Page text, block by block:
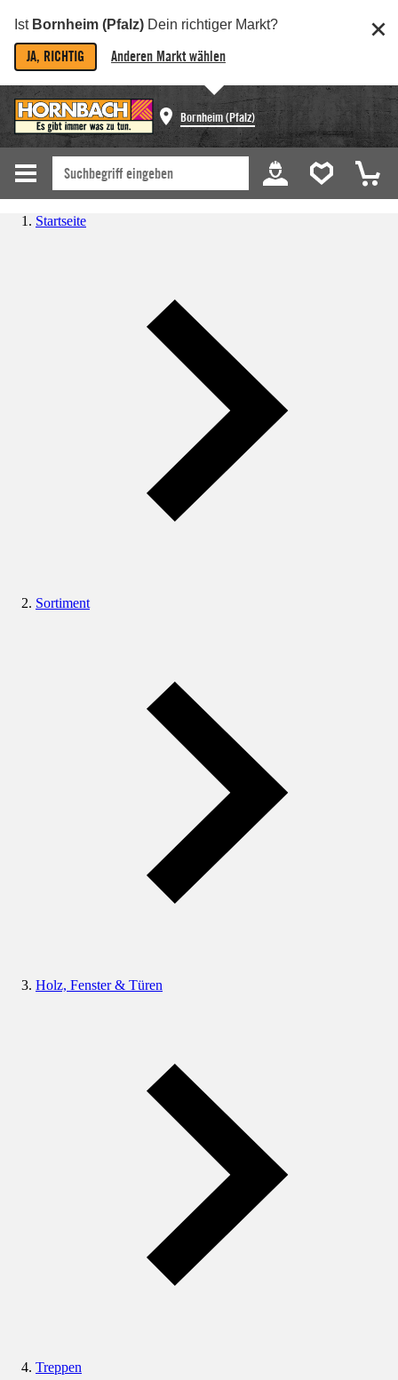
Ist Bornheim (Pfalz) Dein richtiger Markt?
JA, RICHTIG Anderen Markt wählen
Bornheim (Pfalz)
Startseite
Sortiment
Holz, Fenster & Türen
Treppen